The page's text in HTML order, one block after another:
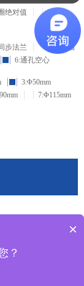
绝对值
3:增量
步法兰
3:盲孔轴
6:通孔空心
3:Φ50mm
7:Φ115mm
×
？